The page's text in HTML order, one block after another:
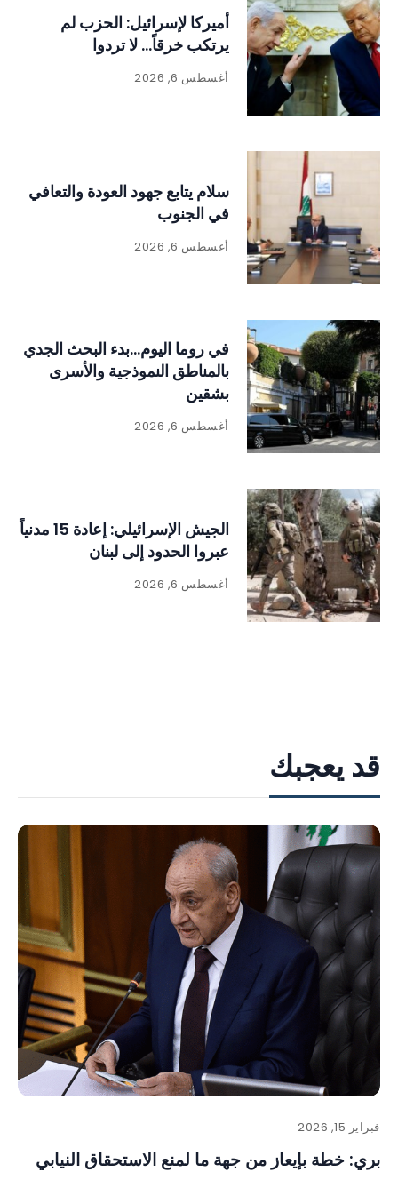
أميركا لإسرائيل: الحزب لم
يرتكب خرقاً… لا تردوا
أغسطس 6, 2026
سلام يتابع جهود العودة والتعافي
في الجنوب
أغسطس 6, 2026
في روما اليوم…بدء البحث الجدي
بالمناطق النموذجية والأسرى
بشقين
أغسطس 6, 2026
الجيش الإسرائيلي: إعادة 15 مدنياً
عبروا الحدود إلى لبنان
أغسطس 6, 2026
قد يعجبك
فبراير 15, 2026
بري: خطة بإيعاز من جهة ما لمنع الاستحقاق النيابي